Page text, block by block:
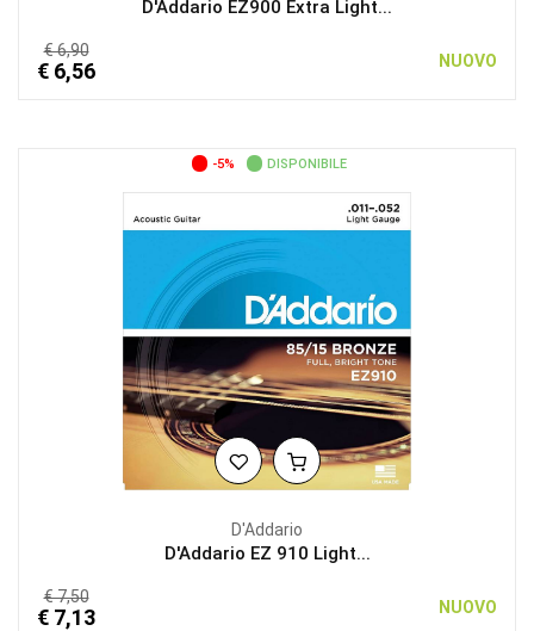
D'Addario EZ900 Extra Light...
€ 6,90
€ 6,56 NUOVO
-5% DISPONIBILE
D'Addario
D'Addario EZ 910 Light...
€ 7,50
€ 7,13 NUOVO